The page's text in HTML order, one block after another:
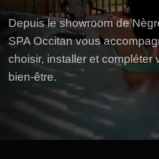
Depuis le showroom de
SPA Occitan vous
choisir, installer et compléter
bien-être.